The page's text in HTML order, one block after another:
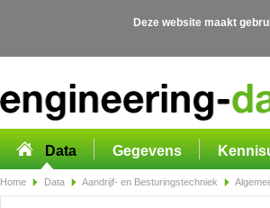
Deze website maakt
Data Gegevens
Home Data Aandrijf- en Besturingstechniek